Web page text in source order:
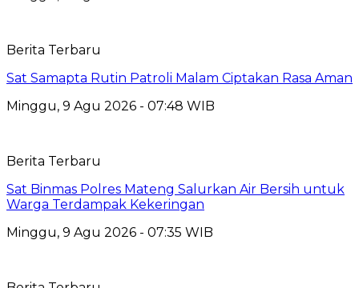
Berita Terbaru
Sat Samapta Rutin Patroli Malam Ciptakan Rasa Aman
Minggu, 9 Agu 2026 - 07:48 WIB
Berita Terbaru
Sat Binmas Polres Mateng Salurkan Air Bersih untuk
Warga Terdampak Kekeringan
Minggu, 9 Agu 2026 - 07:35 WIB